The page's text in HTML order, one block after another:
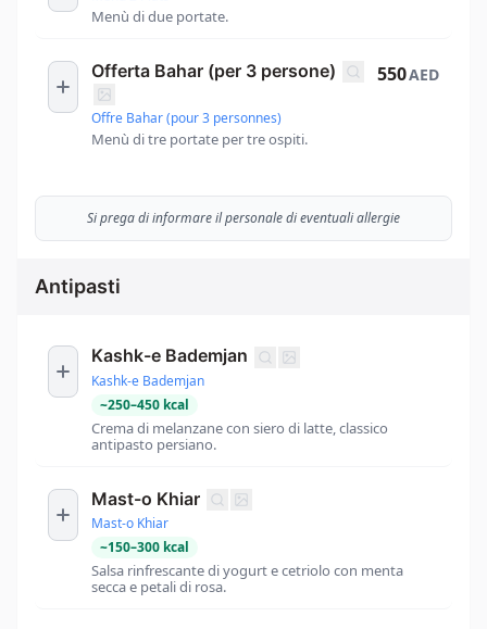
Menù di due portate.
Offerta Bahar (per 3 persone)
Offre Bahar (pour 3 personnes)
Menù di tre portate per tre ospiti.
550AED
Si prega di informare il personale di eventuali allergie
Antipasti
Kashk-e Bademjan
Kashk-e Bademjan
~250–450 kcal
Crema di melanzane con siero di latte, classico
antipasto persiano.
Mast-o Khiar
Mast-o Khiar
~150–300 kcal
Salsa rinfrescante di yogurt e cetriolo con menta
secca e petali di rosa.